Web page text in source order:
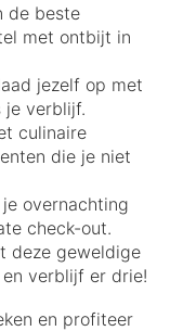
de beste
met ontbijt in
jezelf op met
je verblijf.
culinaire
die je niet
overnachting
check-out.
deze geweldige
verblijf er drie!
en profiteer